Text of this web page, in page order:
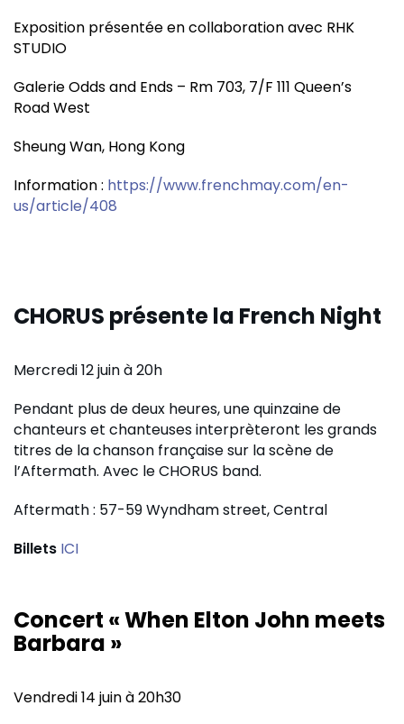
Exposition présentée en collaboration avec RHK
STUDIO
Galerie Odds and Ends – Rm 703, 7/F 111 Queen’s
Road West
Sheung Wan, Hong Kong
Information : https://www.frenchmay.com/en-
us/article/408
CHORUS présente la French Night
Mercredi 12 juin à 20h
Pendant plus de deux heures, une quinzaine de
chanteurs et chanteuses interprèteront les grands
titres de la chanson française sur la scène de
l’Aftermath. Avec le CHORUS band.
Aftermath : 57-59 Wyndham street, Central
Billets ICI
Concert « When Elton John meets
Barbara »
Vendredi 14 juin à 20h30